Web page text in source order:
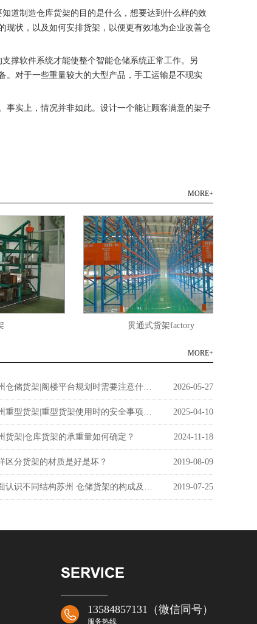
道制造仓库货架的目的是什么，想要达到什么样的效
现状，以及如何安排货架，以便更有效地为企业改善仓
撑软件系统才能使整个智能仓储系统正常工作。另
。对于一些重量较大的大型产品，手工运输是不现实
实上，情况并非如此。设计一个能让顾客满意的架子
MORE+
贯通式货架factory
MORE+
苏州仓储货架|阁楼平台规划时需要注意什么问题？ 2026-05-27
苏州重型货架|重型货架使用时的安全事项说明 2025-04-10
货架|仓库货架的承重量如何确定？ 2024-11-18
区分货架的材质是好是坏？ 2019-08-09
全面认识不同结构苏州 仓储货架的构成及应用 2019-07-25
13584857131（微信同号）
服务热线